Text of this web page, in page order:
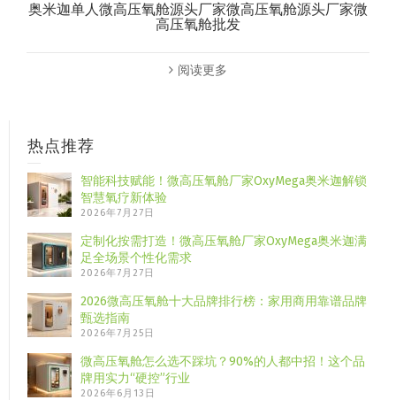
奥米迦单人微高压氧舱源头厂家微高压氧舱源头厂家微
高压氧舱批发
阅读更多
热点推荐
智能科技赋能！微高压氧舱厂家OxyMega奥米迦解锁
智慧氧疗新体验
2026年7月27日
定制化按需打造！微高压氧舱厂家OxyMega奥米迦满
足全场景个性化需求
2026年7月27日
2026微高压氧舱十大品牌排行榜：家用商用靠谱品牌
甄选指南
2026年7月25日
微高压氧舱怎么选不踩坑？90%的人都中招！这个品
牌用实力“硬控”行业
2026年6月13日